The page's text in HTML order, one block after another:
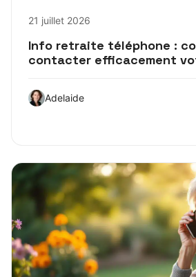
21 juillet 2026
Info retraite téléphone :
contacter efficacement
Adelaide